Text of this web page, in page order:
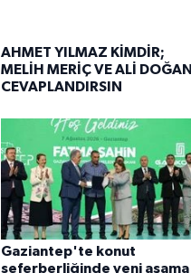
AHMET YILMAZ KİMDİR;
MELİH MERİÇ VE ALİ DOĞAN
CEVAPLANDIRSIN
Gaziantep'te konut
seferberliğinde yeni aşama